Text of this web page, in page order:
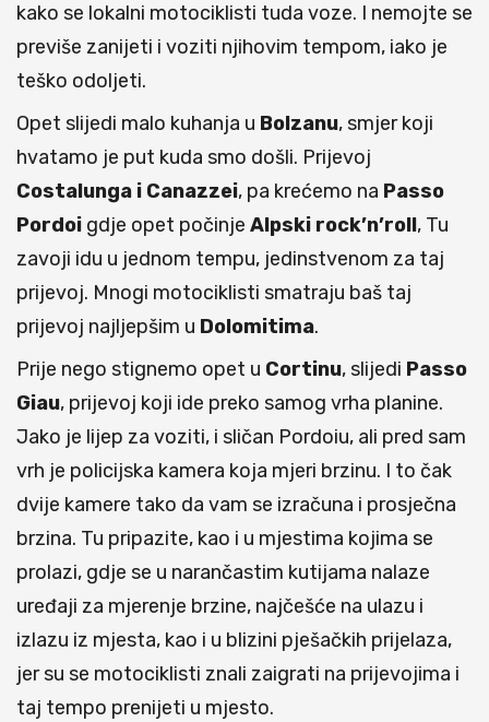
kako se lokalni motociklisti tuda voze. I nemojte se
previše zanijeti i voziti njihovim tempom, iako je
teško odoljeti.
Opet slijedi malo kuhanja u Bolzanu, smjer koji
hvatamo je put kuda smo došli. Prijevoj
Costalunga i Canazzei, pa krećemo na Passo
Pordoi gdje opet počinje Alpski rock’n’roll, Tu
zavoji idu u jednom tempu, jedinstvenom za taj
prijevoj. Mnogi motociklisti smatraju baš taj
prijevoj najljepšim u Dolomitima.
Prije nego stignemo opet u Cortinu, slijedi Passo
Giau, prijevoj koji ide preko samog vrha planine.
Jako je lijep za voziti, i sličan Pordoiu, ali pred sam
vrh je policijska kamera koja mjeri brzinu. I to čak
dvije kamere tako da vam se izračuna i prosječna
brzina. Tu pripazite, kao i u mjestima kojima se
prolazi, gdje se u narančastim kutijama nalaze
uređaji za mjerenje brzine, najčešće na ulazu i
izlazu iz mjesta, kao i u blizini pješačkih prijelaza,
jer su se motociklisti znali zaigrati na prijevojima i
taj tempo prenijeti u mjesto.